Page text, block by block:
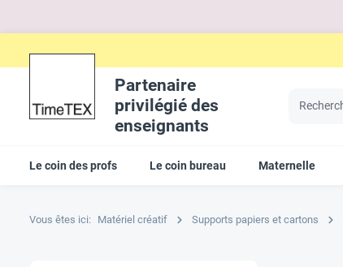
Partenaire
privilégié des
enseignants
Le coin des profs Le coin bureau Maternelle
Vous êtes ici: Matériel créatif Supports papiers et cartons